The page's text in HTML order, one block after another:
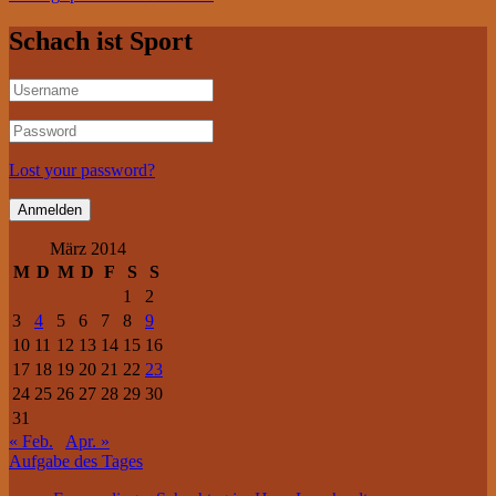
Schach ist Sport
Lost your password?
März 2014
M D M D F S
S
1
2
3
4 5 6 7 8
9
10 11 12 13 14 15 16
17 18 19 20 21 22 23
24 25 26 27 28 29 30
31
« Feb.
Apr. »
Aufgabe des Tages